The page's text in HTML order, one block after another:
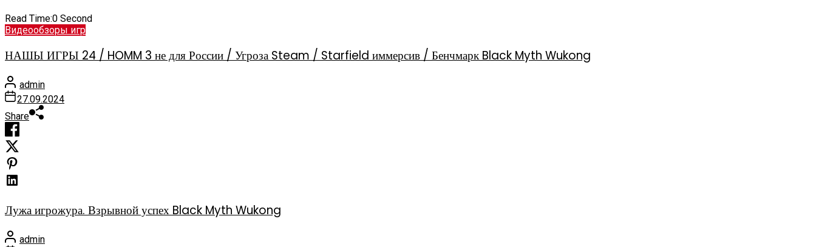
Read Time:0 Second
Видеообзоры игр
НАШЫ ИГРЫ 24 / HOMM 3 не для России / Угроза Steam / Starfield иммерсив / Бенчмарк Black Myth Wukong
admin
27.09.2024
Share
Лужа игрожура. Взрывной успех Black Myth Wukong
admin